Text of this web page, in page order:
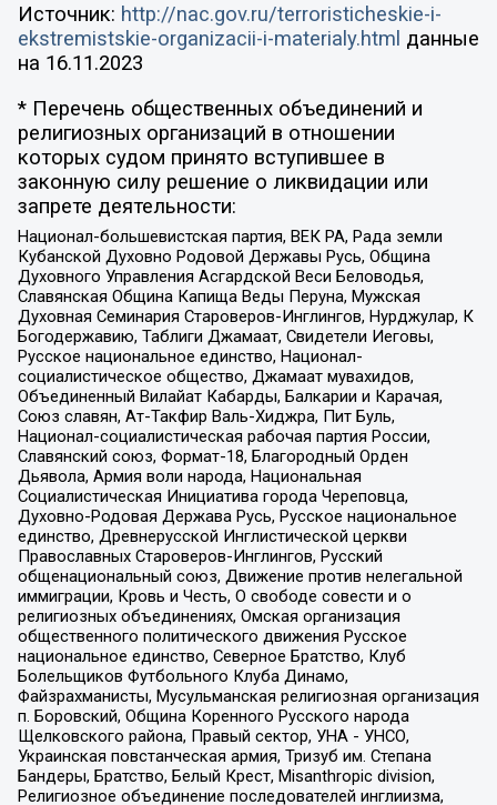
Источник: http://nac.gov.ru/terroristicheskie-i-
ekstremistskie-organizacii-i-materialy.html данные
на 16.11.2023
* Перечень общественных объединений и
религиозных организаций в отношении
которых судом принято вступившее в
законную силу решение о ликвидации или
запрете деятельности:
Национал-большевистская партия, ВЕК РА, Рада земли
Кубанской Духовно Родовой Державы Русь, Община
Духовного Управления Асгардской Веси Беловодья,
Славянская Община Капища Веды Перуна, Мужская
Духовная Семинария Староверов-Инглингов, Нурджулар, К
Богодержавию, Таблиги Джамаат, Свидетели Иеговы,
Русское национальное единство, Национал-
социалистическое общество, Джамаат мувахидов,
Объединенный Вилайат Кабарды, Балкарии и Карачая,
Союз славян, Ат-Такфир Валь-Хиджра, Пит Буль,
Национал-социалистическая рабочая партия России,
Славянский союз, Формат-18, Благородный Орден
Дьявола, Армия воли народа, Национальная
Социалистическая Инициатива города Череповца,
Духовно-Родовая Держава Русь, Русское национальное
единство, Древнерусской Инглистической церкви
Православных Староверов-Инглингов, Русский
общенациональный союз, Движение против нелегальной
иммиграции, Кровь и Честь, О свободе совести и о
религиозных объединениях, Омская организация
общественного политического движения Русское
национальное единство, Северное Братство, Клуб
Болельщиков Футбольного Клуба Динамо,
Файзрахманисты, Мусульманская религиозная организация
п. Боровский, Община Коренного Русского народа
Щелковского района, Правый сектор, УНА - УНСО,
Украинская повстанческая армия, Тризуб им. Степана
Бандеры, Братство, Белый Крест, Misanthropic division,
Религиозное объединение последователей инглиизма,